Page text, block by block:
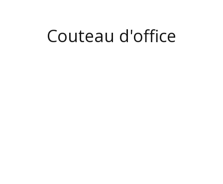
Couteau d'office